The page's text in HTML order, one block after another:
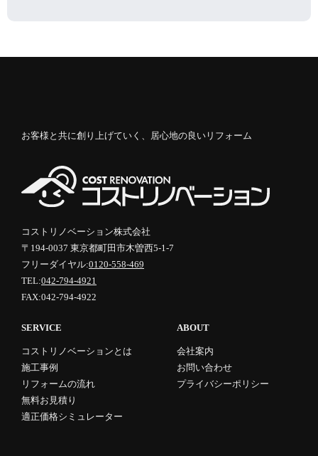
お客様と共に創り上げていく、居心地の良いリフォーム
コストリノベーション株式会社
〒194-0037 東京都町田市木曽西5-1-7
フリーダイヤル:0120-558-469
TEL:042-794-4921
FAX:042-794-4922
SERVICE
コストリノベーションとは
施工事例
リフォームの流れ
無料お見積り
適正価格シミュレーター
ABOUT
会社案内
お問い合わせ
プライバシーポリシー